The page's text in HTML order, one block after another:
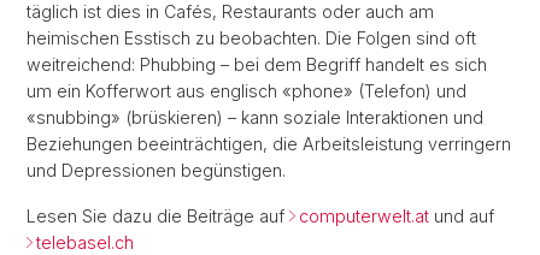
täglich ist dies in Cafés, Restaurants oder auch am
heimischen Esstisch zu beobachten. Die Folgen sind oft
weitreichend: Phubbing – bei dem Begriff handelt es sich
um ein Kofferwort aus englisch «phone» (Telefon) und
«snubbing» (brüskieren) – kann soziale Interaktionen und
Beziehungen beeinträchtigen, die Arbeitsleistung verringern
und Depressionen begünstigen.
Lesen Sie dazu die Beiträge auf computerwelt.at und auf
telebasel.ch